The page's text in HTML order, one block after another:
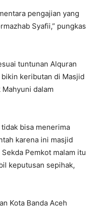
pengajian yang
Syafii,” pungkas
tuntunan Alquran
keributan di Masjid
Mahyuni dalam
bisa menerima
karena ini masjid
Pemkot malam itu
keputusan sepihak,
Kota Banda Aceh